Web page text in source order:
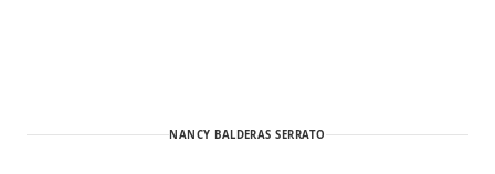
NANCY BALDERAS SERRATO